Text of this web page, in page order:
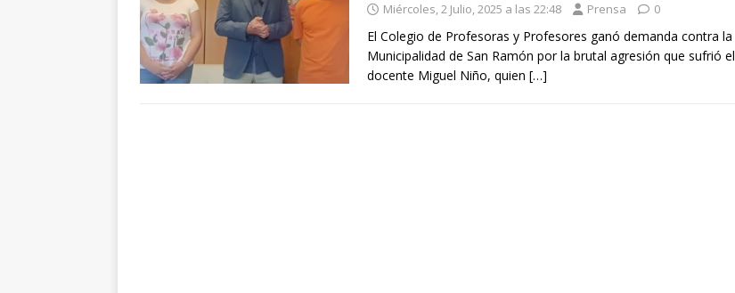
Miércoles, 2 Julio, 2025 a las 22:48 Prensa 0
El Colegio de Profesoras y Profesores ganó demanda contra la
Municipalidad de San Ramón por la brutal agresión que sufrió el
docente Miguel Niño, quien […]